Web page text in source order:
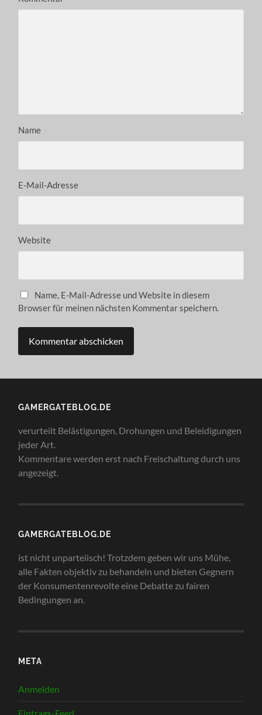
Name
E-Mail-Adresse
Website
Name, E-Mail-Adresse und Website in diesem
Browser für meinen nächsten Kommentar speichern.
GAMERGATEBLOG.DE
verurteilt Belästigungen, Drohungen und Beleidigungen
jeder Art.
Kommentare werden erst nach Freischaltung durch uns
angezeigt.
GAMERGATEBLOG.DE
ist nicht unparteiisch! Trotzdem geben wir uns Mühe,
alle Fakten objektiv zu behandeln und bieten Gegnern
der Konsumentenrevolte eine Debatte zu fairen
Bedingungen an.
META
Anmelden